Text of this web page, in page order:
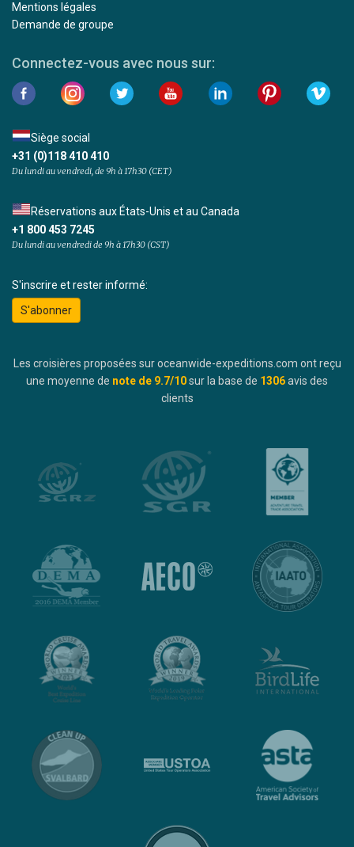
Mentions légales
Demande de groupe
Connectez-vous avec nous sur:
Siège social
+31 (0)118 410 410
Du lundi au vendredi, de 9h à 17h30 (CET)
Réservations aux États-Unis et au Canada
+1 800 453 7245
Du lundi au vendredi de 9h à 17h30 (CST)
S'inscrire et rester informé:
S'abonner
Les croisières proposées sur oceanwide-expeditions.com ont reçu
une moyenne de note de 9.7/10sur la base de 1306avis des
clients